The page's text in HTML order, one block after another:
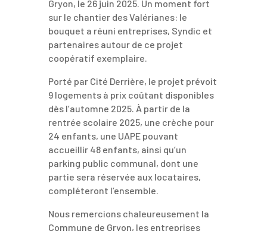
Gryon, le 26 juin 2025. Un moment fort
sur le chantier des Valérianes: le
bouquet a réuni entreprises, Syndic et
partenaires autour de ce projet
coopératif exemplaire.
Porté par Cité Derrière, le projet prévoit
9 logements à prix coûtant disponibles
dès l’automne 2025. À partir de la
rentrée scolaire 2025, une crèche pour
24 enfants, une UAPE pouvant
accueillir 48 enfants, ainsi qu’un
parking public communal, dont une
partie sera réservée aux locataires,
compléteront l’ensemble.
Nous remercions chaleureusement la
Commune de Gryon, les entreprises